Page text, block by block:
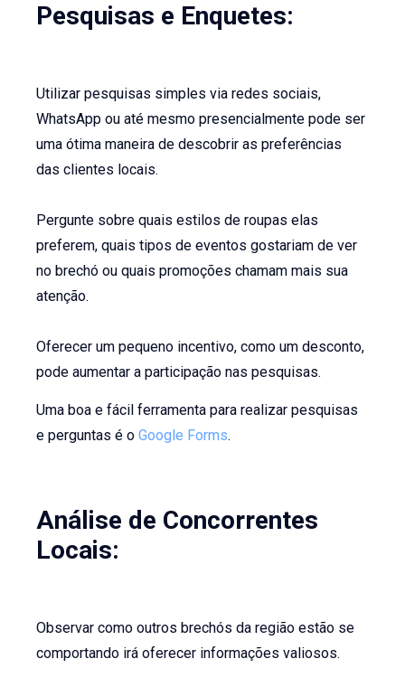
Pesquisas e Enquetes:
Utilizar pesquisas simples via redes sociais,
WhatsApp ou até mesmo presencialmente pode ser
uma ótima maneira de descobrir as preferências
das clientes locais.
Pergunte sobre quais estilos de roupas elas
preferem, quais tipos de eventos gostariam de ver
no brechó ou quais promoções chamam mais sua
atenção.
Oferecer um pequeno incentivo, como um desconto,
pode aumentar a participação nas pesquisas.
Uma boa e fácil ferramenta para realizar pesquisas
e perguntas é oGoogle Forms.
Análise de Concorrentes
Locais:
Observar como outros brechós da região estão se
comportando irá oferecer informações valiosos.